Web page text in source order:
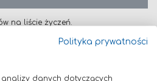
na liście życzeń.
Polityka prywatności
analizy danych dotyczących